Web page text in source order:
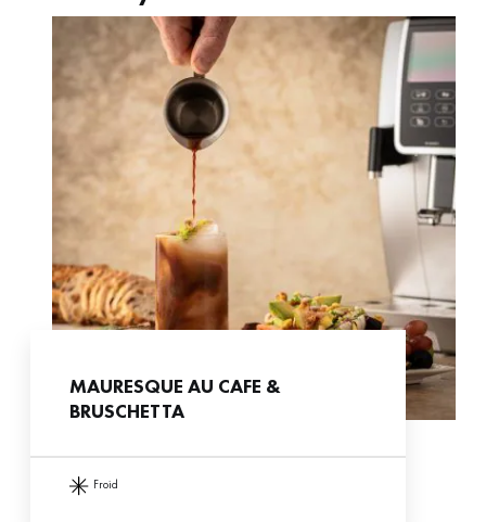
MAURESQUE AU CAFE &
BRUSCHETTA
froid